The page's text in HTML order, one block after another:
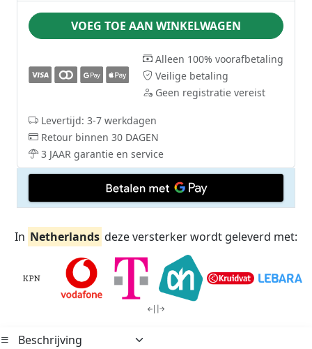
VOEG TOE AAN WINKELWAGEN
Alleen 100% voorafbetaling
Veilige betaling
Geen registratie vereist
Levertijd: 3-7 werkdagen
Retour binnen 30 DAGEN
3 JAAR garantie en service
In Netherlands deze versterker wordt geleverd met: